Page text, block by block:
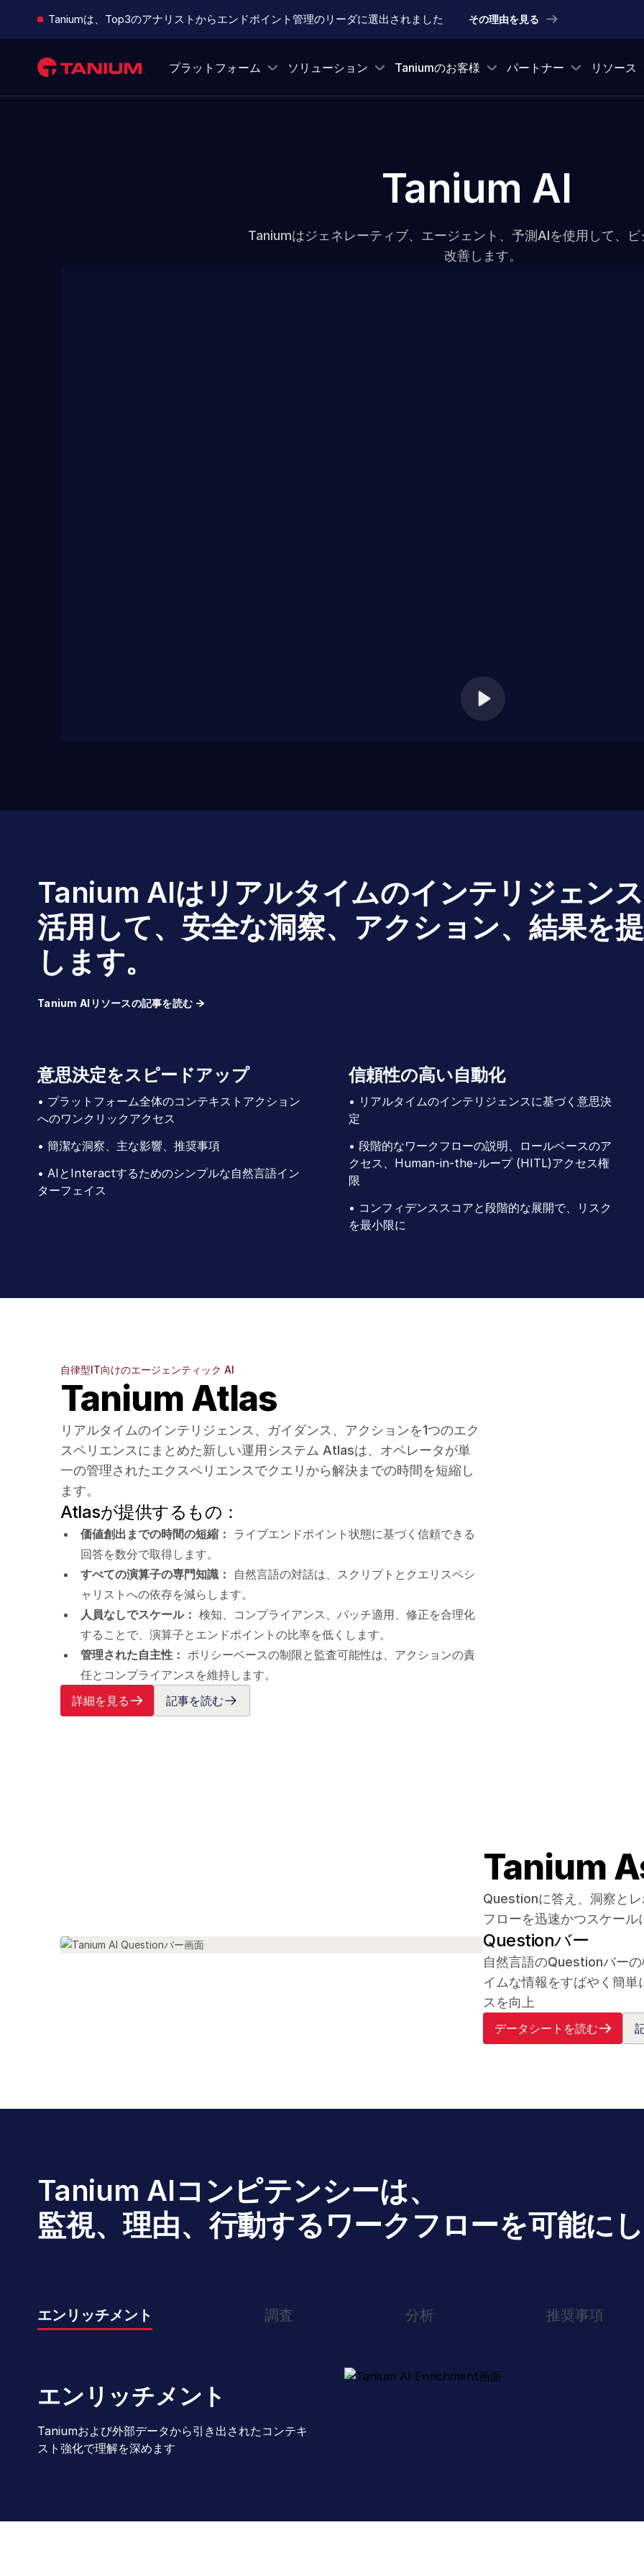
Taniumは、Top3のアナリストからエンドポイント管理のリーダに選出されました その理由を見る
プラットフォーム ソリューション Taniumのお客様 パートナー リソース
Tanium AI
Taniumはジェネレーティブ、エージェント、予測AIを使用して、
改善します。
Tanium AIはリアルタイムのインテリジェン
活用して、安全な洞察、アクション、結果を
します。
Tanium AIリソースの記事を読む
意思決定をスピードアップ
• プラットフォーム全体のコンテキストアクション
へのワンクリックアクセス
• 簡潔な洞察、主な影響、推奨事項
• AIとInteractするためのシンプルな自然言語イン
ターフェイス
信頼性の高い自動化
• リアルタイムのインテリジェンスに基づく意思決
定
• 段階的なワークフローの説明、ロールベースのア
クセス、Human-in-the-ループ (HITL)アクセス権
限
• コンフィデンススコアと段階的な展開で、リスク
を最小限に
自律型IT向けのエージェンティック AI
Tanium Atlas
リアルタイムのインテリジェンス、ガイダンス、アクションを1つのエク
スペリエンスにまとめた新しい運用システム Atlasは、オペレータが単
一の管理されたエクスペリエンスでクエリから解決までの時間を短縮し
ます。
Atlasが提供するもの：
価値創出までの時間の短縮： ライブエンドポイント状態に基づく信頼できる
回答を数分で取得します。
すべての演算子の専門知識：
自然言語の対話は、スクリプトとクエリスペシ
ャリストへの依存を減らします。
人員なしでスケール： 検知、コンプライアンス、パッチ適用、修正を合理化
することで、演算子とエンドポイントの比率を低くします。
管理された自主性： ポリシーベースの制限と監査可能性は、アクションの責
任とコンプライアンスを維持します。
詳細を見る
記事を読む
Tanium
Questionに答え、洞察と
フローを迅速かつスケール
Questionバー
自然言語のQuestionバー
イムな情報をすばやく簡
スを向上
データシートを読む
Tanium AIコンピテンシーは、
監視、理由、行動するワークフローを可能に
エンリッチメント 調査 分析 推奨事項
エンリッチメント
Taniumおよび外部データから引き出されたコンテキ
スト強化で理解を深めます